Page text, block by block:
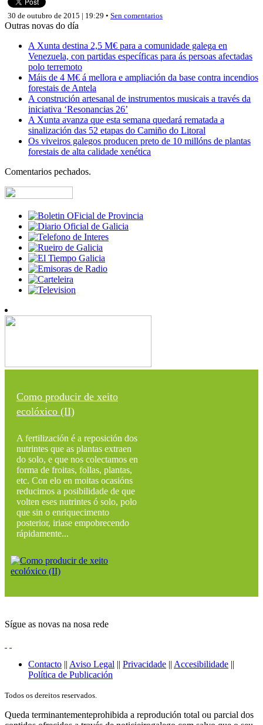
30 de outubro de 2015 | 19:29 • Sen comentarios
Outras novas do día
A Xunta destina 2,5 M€ para a comunidade galega en
Venezuela, con partidas específicas para ás persoas afectadas
polo terremoto
Máis de 4 M€ á mellora e ampliación da base contra incendios
forestais de Antela
A construción artesanal de instrumentos musicais a través da
iniciativa ‘Resonancias 26’
A Xunta avanza que esta semana quedará rematada a
sinalización das 52 etapas do Camiño do Litoral
Os viveiros galegos producen preto de 10 millóns de plantas
forestais de alta calidade xenética
Comentarios pechados.
Como producir de xeito
ecolóxico (II)
A fertilización é a reposición dos
nutrintes que as plantas extraen
do solo, e que nos colectamos en
forma de froitas, follas, plantas,
etc. Con elo en moitas ocasións
reducimos a posibilidade de que
volten eses nutrintes ó solo, polo
que sin o enriquecimento
posterior, iriase empobrecendo
rápidamente...
Sígue as novas na nosa rede
Contacto || Aviso Legal || Privacidade || Accesibilidade ||
Política de Publicación
Todos os dereitos reservados.
Queda terminantementeprohibida a reprodución total ou parcial dos